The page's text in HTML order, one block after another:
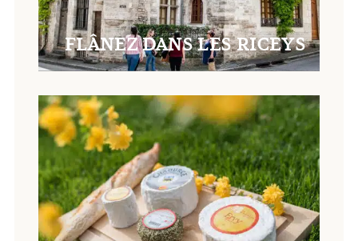
FLÂNEZ DANS LES RICEYS